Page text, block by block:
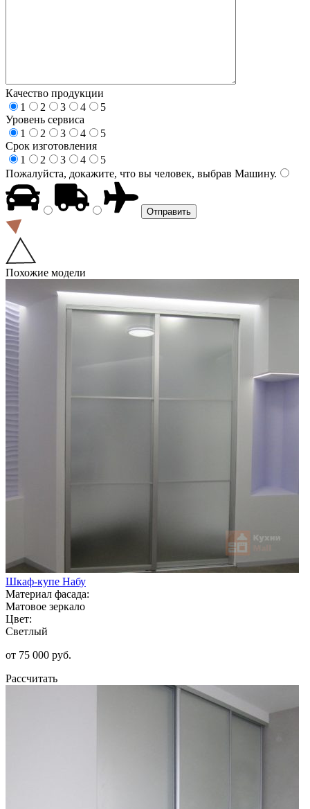
Качество продукции
1
2 3 4
5
Уровень сервиса
1
2 3 4
5
Срок изготовления
1
2 3 4
5
Пожалуйста, докажите, что вы человек, выбрав Машину.
Похожие модели
Шкаф-купе Набу
Материал фасада:
Матовое зеркало
Цвет:
Светлый
от 75 000 руб.
Рассчитать